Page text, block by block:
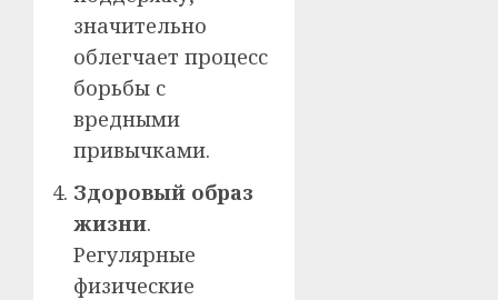
значительно
облегчает процесс
борьбы с
вредными
привычками.
Здоровый образ
жизни.
Регулярные
физические